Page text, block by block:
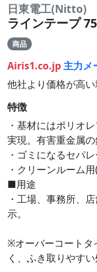
日東電工(Nitto)
ラインテープ
商品
Airis1.co.jp主力メ
他社より価格が高
特徴
・基材にはポリオ
実現。有害重金属の
・ゴミになるセパ
・クリーンルーム
■用途
・工場、事務所、
示。
※オーバーコートタ
く、ふき取りやす